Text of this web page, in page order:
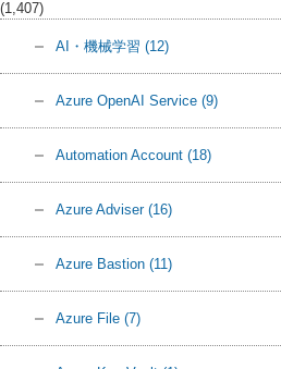
(1,407)
AI・機械学習 (12)
Azure OpenAI Service (9)
Automation Account (18)
Azure Adviser (16)
Azure Bastion (11)
Azure File (7)